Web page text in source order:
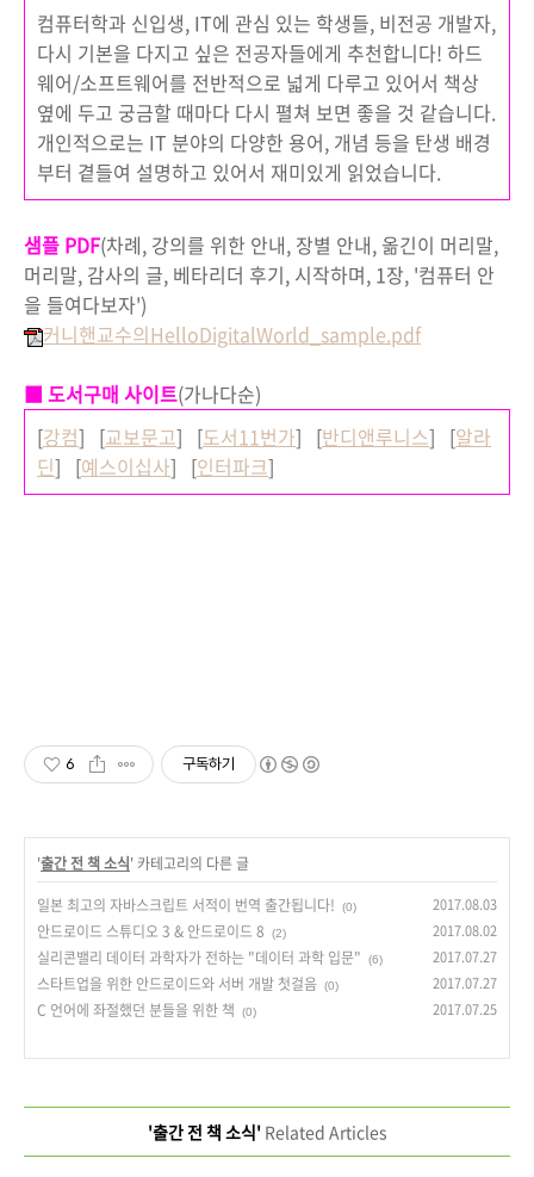
컴퓨터학과 신입생, IT에 관심 있는 학생들, 비전공 개발자,
다시 기본을 다지고 싶은 전공자들에게 추천합니다! 하드
웨어/소프트웨어를 전반적으로 넓게 다루고 있어서 책상
옆에 두고 궁금할 때마다 다시 펼쳐 보면 좋을 것 같습니다.
개인적으로는 IT 분야의 다양한 용어, 개념 등을 탄생 배경
부터 곁들여 설명하고 있어서 재미있게 읽었습니다.
샘플 PDF(차례, 강의를 위한 안내, 장별 안내, 옮긴이 머리말,
머리말, 감사의 글, 베타리더 후기, 시작하며, 1장, '컴퓨터 안
을 들여다보자')
커니핸교수의HelloDigitalWorld_sample.pdf
■ 도서구매 사이트(가나다순)
[강컴] [교보문고] [도서11번가] [반디앤루니스] [알라
딘] [예스이십사] [인터파크]
6 구독하기
'출간 전 책 소식' 카테고리의 다른 글
일본 최고의 자바스크립트 서적이 번역 출간됩니다!
(0) 2017.08.03
안드로이드 스튜디오 3 & 안드로이드 8 (2) 2017.08.02
실리콘밸리 데이터 과학자가 전하는 "데이터 과학 입문" (6) 2017.07.27
스타트업을 위한 안드로이드와 서버 개발 첫걸음 (0) 2017.07.27
C 언어에 좌절했던 분들을 위한 책 (0) 2017.07.25
'출간 전 책 소식'Related Articles